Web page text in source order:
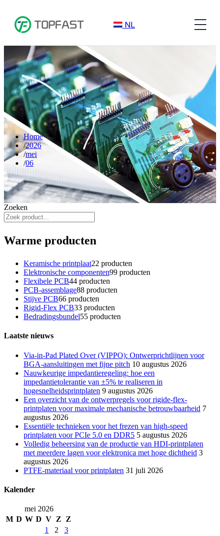
NL
Home
2026
mei
06
Zoeken
Warme producten
Keramische printplaat22 producten
Elektronische componenten99 producten
Flexibele PCB44 producten
PCB-assemblage88 producten
Stijve PCB66 producten
Rigid-Flex PCB33 producten
Bedradingsbundel55 producten
Laatste nieuws
Via-in-Pad Plated Over (VIPPO): Ontwerprichtlijnen voor
BGA-aansluitingen met fijne pitch 10 augustus 2026
Nauwkeurige impedantieregeling: hoe een
impedantietolerantie van ±5% te realiseren in
hogesnelheidsprintplaten 9 augustus 2026
Een overzicht van de ontwerpregels voor rigide-flex-
printplaten voor maximale mechanische betrouwbaarheid 7
augustus 2026
Essentiële technieken voor het frezen van high-speed
printplaten voor PCIe 5.0 en DDR5 5 augustus 2026
Volledig beheersing van de productie van HDI-printplaten
met meerdere lagen voor elektronica met hoge dichtheid 3
augustus 2026
PTFE-materiaal voor printplaten 31 juli 2026
Kalender
mei 2026
M D W D V Z
Z
1
2
3